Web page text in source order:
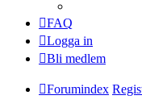
FAQ
Logga in
Bli medlem
Forumindex